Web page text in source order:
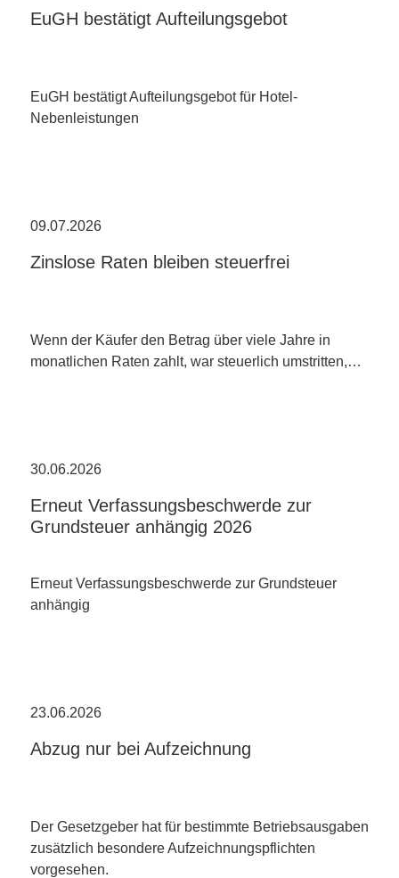
EuGH bestätigt Aufteilungsgebot
EuGH bestätigt Aufteilungsgebot für Hotel-
Nebenleistungen
09.07.2026
Zinslose Raten bleiben steuerfrei
Wenn der Käufer den Betrag über viele Jahre in
monatlichen Raten zahlt, war steuerlich umstritten,…
30.06.2026
Erneut Verfassungsbeschwerde zur
Grundsteuer anhängig 2026
Erneut Verfassungsbeschwerde zur Grundsteuer
anhängig
23.06.2026
Abzug nur bei Aufzeichnung
Der Gesetzgeber hat für bestimmte Betriebsausgaben
zusätzlich besondere Aufzeichnungspflichten
vorgesehen.